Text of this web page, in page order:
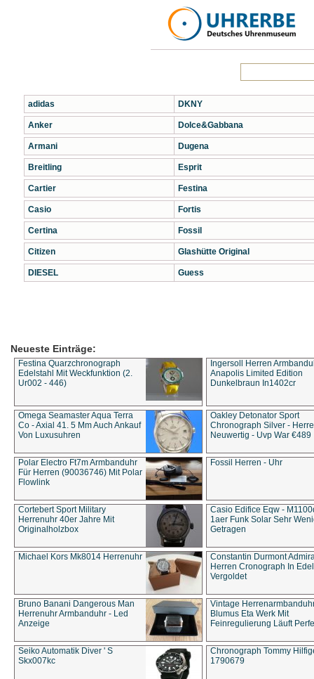
adidas
Anker
Armani
Breitling
Cartier
Casio
Certina
Citizen
DIESEL
DKNY
Dolce&Gabbana
Dugena
Esprit
Festina
Fortis
Fossil
Glashütte Original
Guess
Neueste Einträge:
Festina Quarzchronograph
Edelstahl Mit Weckfunktion (2.
Ur002 - 446)
Ingersoll Herren
Anapolis Limited Edition
Dunkelbraun In1402cr
Omega Seamaster Aqua Terra
Co - Axial 41. 5 Mm Auch Ankauf
Von Luxusuhren
Oakley Detonator Sport
Chronograph Silver -
Neuwertig - Uvp War €489
Polar Electro Ft7m Armbanduhr
Für Herren (90036746) Mit Polar
Flowlink
Fossil Herren - Uhr
Cortebert Sport Military
Herrenuhr 40er Jahre Mit
Originalholzbox
Casio Edifice Eqw -
1aer Funk Solar Sehr
Getragen
Michael Kors Mk8014 Herrenuhr
Constantin Durmont
Herren Cronograph In
Vergoldet
Bruno Banani Dangerous Man
Herrenuhr Armbanduhr - Led
Anzeige
Vintage
Blumus Eta Werk Mit
Feinregulierung Läuft
Seiko Automatik Diver ' S
Skx007kc
Chronograph Tommy
1790679